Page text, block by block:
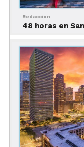
Día 1: 48
9:00
Redacción
48 horas en